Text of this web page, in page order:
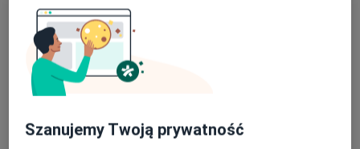
- trudności z podejmowaniem decyzji
- trudności w radzeniu sobie ze stresem
- brak motywacji
życiowymi
Szanujemy Twoją prywatność